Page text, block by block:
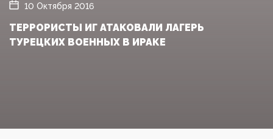
10 Октября 2016
ТЕРРОРИСТЫ ИГ АТАКОВАЛИ ЛАГЕРЬ
ТУРЕЦКИХ ВОЕННЫХ В ИРАКЕ